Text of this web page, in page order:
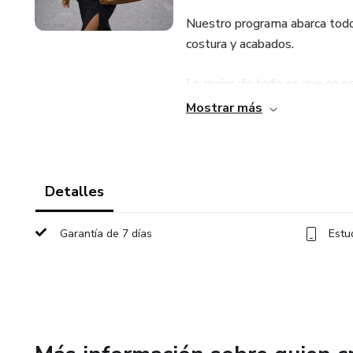
Nuestro programa abarca
costura y acabados.
Lo mejor de todo es que no
principiantes y entusiastas
Mostrar más
Detalles
Garantía de 7 días